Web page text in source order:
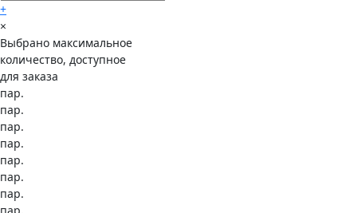
+
×
Выбрано максимальное
количество, доступное
для заказа
пар.
пар.
пар.
пар.
пар.
пар.
пар.